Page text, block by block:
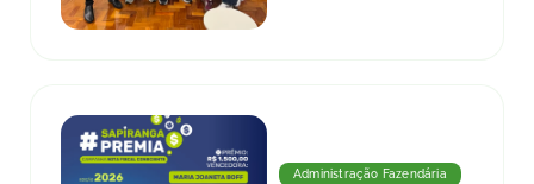
Administração Fazendária